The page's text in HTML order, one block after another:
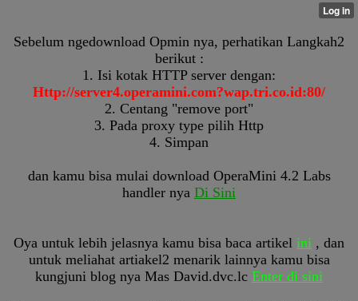
Sebelum ngedownload Opmin nya, perhatikan Langkah2
berikut :
1. Isi kotak HTTP server dengan:
Http://server4.operamini.com?wap.tri.co.id:80/
2. Centang "remove port"
3. Pada proxy type pilih Http
4. Simpan
dan kamu bisa mulai download OperaMini 4.2 Labs
handler nya Di Sini
Oya untuk lebih jelasnya kamu bisa baca artikel ini , dan
untuk meliahat artiakel2 menarik lainnya kamu bisa
kungjuni blog nya Mas David.dvc.lc Enter di sini